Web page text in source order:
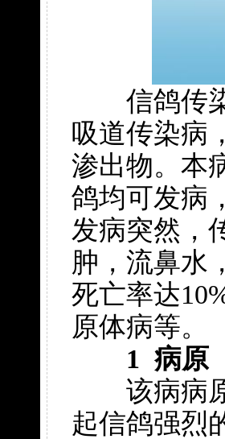
信鸽传染
吸道传染病
渗出物。本
鸽均可发病
发病突然，
肿，流鼻水
死亡率达
原体病等。
1 病原
该病病原
起信鸽强烈